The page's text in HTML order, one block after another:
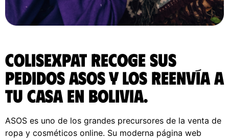
ColisExpat recoge sus
pedidos ASOS y los reenvía a
tu casa en Bolivia.
ASOS es uno de los grandes precursores de la venta de
ropa y cosméticos online. Su moderna página web